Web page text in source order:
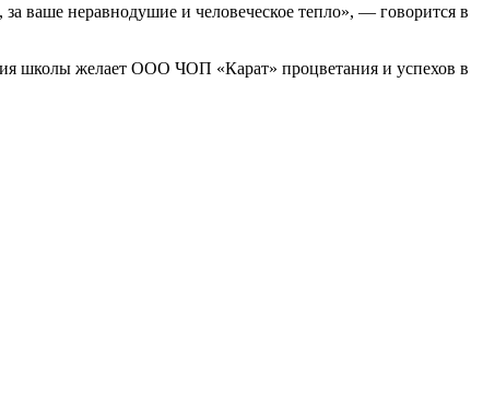
ваше неравнодушие и человеческое тепло», — говорится в
школы желает ООО ЧОП «Карат» процветания и успехов в